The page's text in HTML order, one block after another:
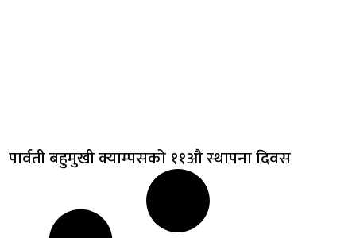
पार्वती बहुमुखी क्याम्पसको ११औ स्थापना दिवस